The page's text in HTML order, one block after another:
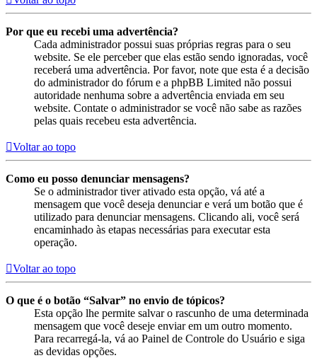
Por que eu recebi uma advertência?
Cada administrador possui suas próprias regras para o seu
website. Se ele perceber que elas estão sendo ignoradas, você
receberá uma advertência. Por favor, note que esta é a decisão
do administrador do fórum e a phpBB Limited não possui
autoridade nenhuma sobre a advertência enviada em seu
website. Contate o administrador se você não sabe as razões
pelas quais recebeu esta advertência.
Voltar ao topo
Como eu posso denunciar mensagens?
Se o administrador tiver ativado esta opção, vá até a
mensagem que você deseja denunciar e verá um botão que é
utilizado para denunciar mensagens. Clicando ali, você será
encaminhado às etapas necessárias para executar esta
operação.
Voltar ao topo
O que é o botão “Salvar” no envio de tópicos?
Esta opção lhe permite salvar o rascunho de uma determinada
mensagem que você deseje enviar em um outro momento.
Para recarregá-la, vá ao Painel de Controle do Usuário e siga
as devidas opções.